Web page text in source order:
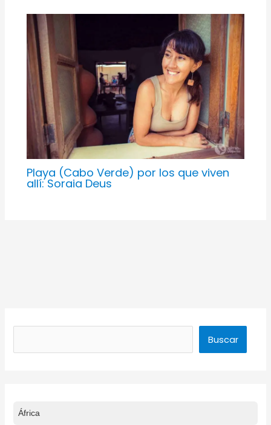
Playa (Cabo Verde) por los que viven
allí: Soraia Deus
Buscar
África